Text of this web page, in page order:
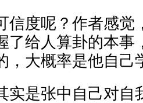
信度呢？作者感觉
了给人算卦的本事
，大概率是他自己
实是张中自己对自